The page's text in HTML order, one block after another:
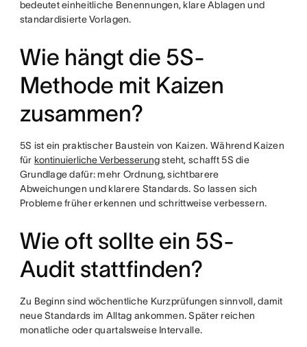
bedeutet einheitliche Benennungen, klare Ablagen und
standardisierte Vorlagen.
Wie hängt die 5S-
Methode mit Kaizen
zusammen?
5S ist ein praktischer Baustein von Kaizen. Während Kaizen
für kontinuierliche Verbesserungsteht, schafft 5S die
Grundlage dafür: mehr Ordnung, sichtbarere
Abweichungen und klarere Standards. So lassen sich
Probleme früher erkennen und schrittweise verbessern.
Wie oft sollte ein 5S-
Audit stattfinden?
Zu Beginn sind wöchentliche Kurzprüfungen sinnvoll, damit
neue Standards im Alltag ankommen. Später reichen
monatliche oder quartalsweise Intervalle.